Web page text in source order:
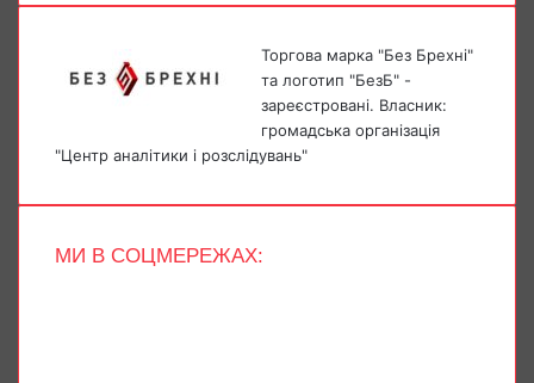
Торгова марка "Без Брехні"
та логотип "БезБ" -
зареєстровані. Власник:
громадська організація
"Центр аналітики і розслідувань"
МИ В СОЦМЕРЕЖАХ: